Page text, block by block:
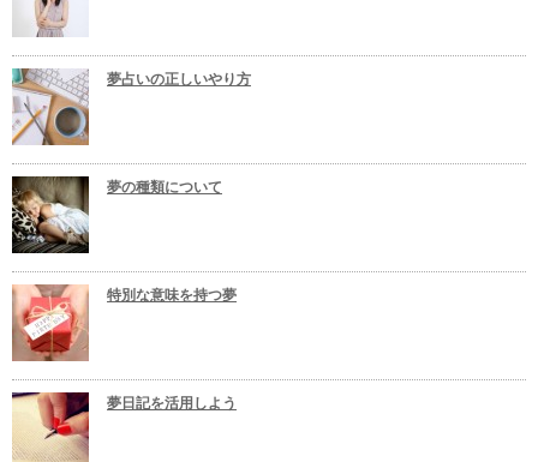
夢占いの正しいやり方
夢の種類について
特別な意味を持つ夢
夢日記を活用しよう